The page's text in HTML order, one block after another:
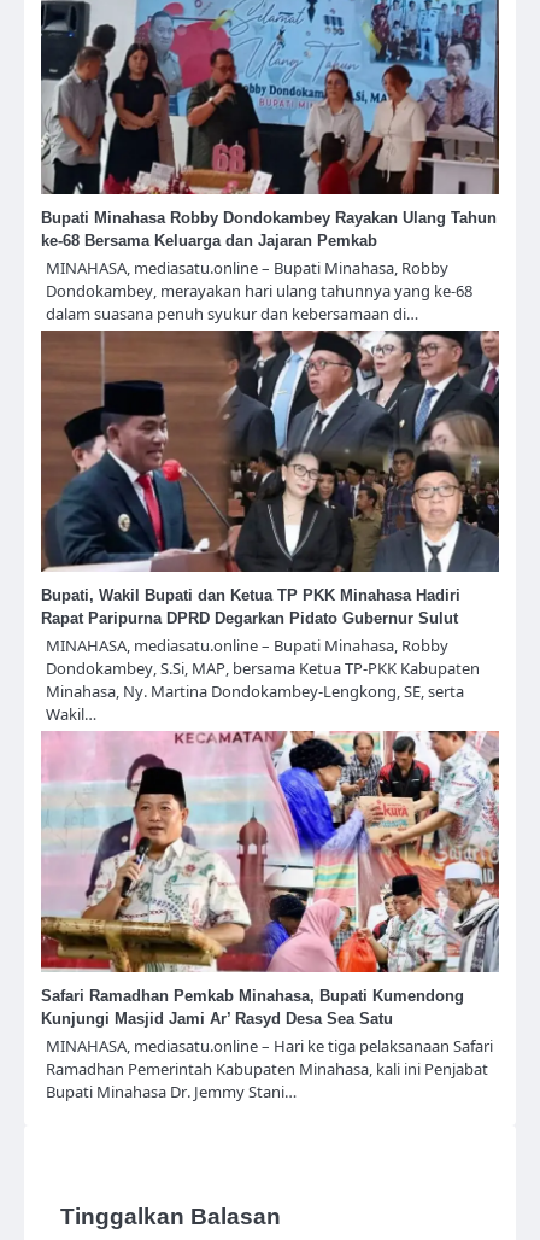
Bupati Minahasa Robby Dondokambey Rayakan Ulang Tahun
ke-68 Bersama Keluarga dan Jajaran Pemkab
MINAHASA, mediasatu.online – Bupati Minahasa, Robby
Dondokambey, merayakan hari ulang tahunnya yang ke-68
dalam suasana penuh syukur dan kebersamaan di…
Bupati, Wakil Bupati dan Ketua TP PKK Minahasa Hadiri
Rapat Paripurna DPRD Degarkan Pidato Gubernur Sulut
MINAHASA, mediasatu.online – Bupati Minahasa, Robby
Dondokambey, S.Si, MAP, bersama Ketua TP-PKK Kabupaten
Minahasa, Ny. Martina Dondokambey-Lengkong, SE, serta
Wakil…
Safari Ramadhan Pemkab Minahasa, Bupati Kumendong
Kunjungi Masjid Jami Ar’ Rasyd Desa Sea Satu
MINAHASA, mediasatu.online – Hari ke tiga pelaksanaan Safari
Ramadhan Pemerintah Kabupaten Minahasa, kali ini Penjabat
Bupati Minahasa Dr. Jemmy Stani…
Tinggalkan Balasan